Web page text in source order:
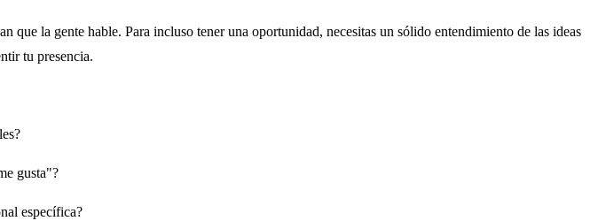
la gente hable. Para incluso tener una oportunidad, necesitas un sólido entendimiento de las ideas
tu presencia.
gusta"?
específica?